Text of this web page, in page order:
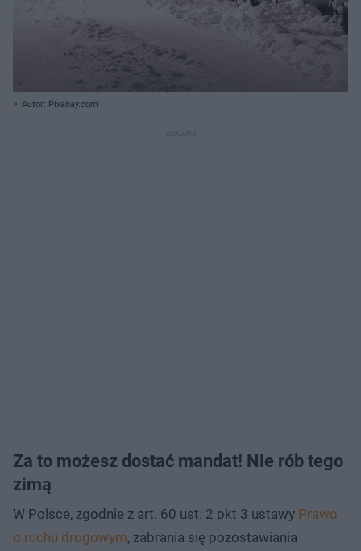
Autor: Pixabay.com
Za to możesz dostać mandat! Nie rób tego
zimą
W Polsce, zgodnie z art. 60 ust. 2 pkt 3 ustawy Prawo
o ruchu drogowym, zabrania się pozostawiania